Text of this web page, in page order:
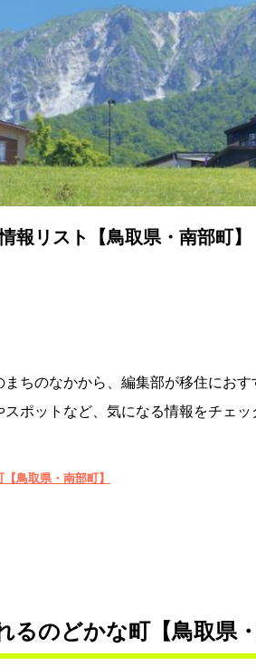
報リスト【鳥取県・南部町】
ちのなかから、編集部が移住にお
ポットなど、気になる情報をチェッ
鳥取県・南部町】
るのどかな町【鳥取県